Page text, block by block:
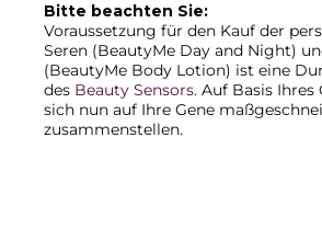
Bitte beachten Sie:
Voraussetzung für den Kauf der
Seren (BeautyMe Day and Night)
(BeautyMe Body Lotion) ist eine
des Beauty Sensors. Auf Basis Ihres
sich nun auf Ihre Gene
zusammenstellen.